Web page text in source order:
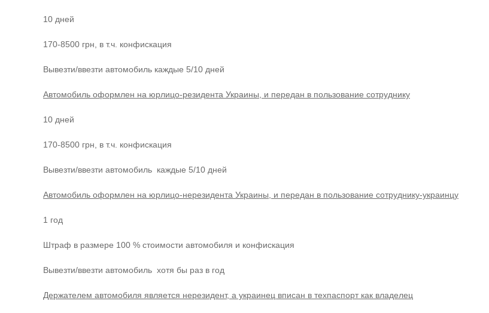
10 дней
170-8500 грн, в т.ч. конфискация
Вывезти/ввезти автомобиль каждые 5/10 дней
Автомобиль оформлен на юрлицо-резидента Украины, и передан в пользование сотруднику
10 дней
170-8500 грн, в т.ч. конфискация
Вывезти/ввезти автомобиль каждые 5/10 дней
Автомобиль оформлен на юрлицо-нерезидента Украины, и передан в пользование сотруднику-украинцу
1 год
Штраф в размере 100 % стоимости автомобиля и конфискация
Вывезти/ввезти автомобиль хотя бы раз в год
Держателем автомобиля является нерезидент, а украинец вписан в техпаспорт как владелец